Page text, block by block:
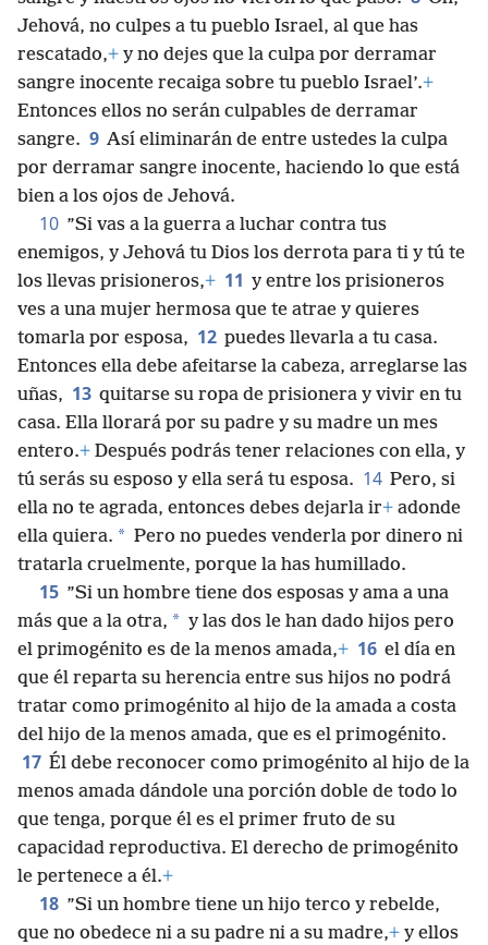
Jehová, no culpes a tu pueblo Israel, al que has
rescatado,+ y no dejes que la culpa por derramar
sangre inocente recaiga sobre tu pueblo Israel’.+
Entonces ellos no serán culpables de derramar
sangre. 9 Así eliminarán de entre ustedes la culpa
por derramar sangre inocente, haciendo lo que está
bien a los ojos de Jehová.
10 ”Si vas a la guerra a luchar contra tus
enemigos, y Jehová tu Dios los derrota para ti y tú te
los llevas prisioneros,+ 11 y entre los prisioneros
ves a una mujer hermosa que te atrae y quieres
tomarla por esposa, 12 puedes llevarla a tu casa.
Entonces ella debe afeitarse la cabeza, arreglarse las
uñas, 13 quitarse su ropa de prisionera y vivir en tu
casa. Ella llorará por su padre y su madre un mes
entero.+ Después podrás tener relaciones con ella, y
tú serás su esposo y ella será tu esposa. 14 Pero, si
ella no te agrada, entonces debes dejarla ir+ adonde
ella quiera. * Pero no puedes venderla por dinero ni
tratarla cruelmente, porque la has humillado.
15 ”Si un hombre tiene dos esposas y ama a una
más que a la otra, * y las dos le han dado hijos pero
el primogénito es de la menos amada,+ 16 el día en
que él reparta su herencia entre sus hijos no podrá
tratar como primogénito al hijo de la amada a costa
del hijo de la menos amada, que es el primogénito.
17 Él debe reconocer como primogénito al hijo de la
menos amada dándole una porción doble de todo lo
que tenga, porque él es el primer fruto de su
capacidad reproductiva. El derecho de primogénito
le pertenece a él.+
18 ”Si un hombre tiene un hijo terco y rebelde,
que no obedece ni a su padre ni a su madre,+ y ellos